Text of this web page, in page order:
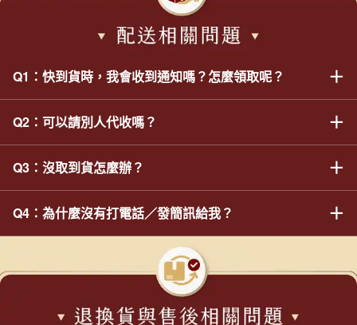
常收發信的Email，並請下單後留意收信。
●若訂單物流狀態顯示「備貨中」： 表示您的訂單已進入揀貨流
●若訂單物流狀態顯示「配送中」： 表示您的訂單已進入包裝及出
貨流程、或已進入配送至取貨點流程。
Q1：快到貨時，我會收到通知嗎？怎麼領取呢？ ＋
後續到貨取件，將交由您下單時選擇的物流公司通知您：
人，再請留意手機來電。
●若您選擇「超商冷凍自取」：商品到貨後，超商會發送簡訊通知
※超商冷凍自取須於4天內取貨完畢，再請您留意時間安排。若不
慎超過時間導致退回，後續處理請參閱配送相關問題Q3。
●超商滿倉處理：可能會遇到超商倉庫滿倉、無法代您收貨之情
Q2：可以請別人代收嗎？ ＋
若您委託第三人（如：管理室／親友／鄰居等）代收商品，請務必
何損害賠償責任。
※如您未於下單時備註、或未於配送時通知物流司機需委託第三人
代收，則我們將不會主動將包裹轉交於第三人（如：管理室／親友
／鄰居等），懇請留意。
Q3：沒取到貨怎麼辦？ ＋
●如您的訂單為宅配：如您錯過黑貓宅急便物流司機配送時間，包
號，並聯繫黑貓宅急便客服重新安排配送。如包裹暫置超過3天，
則視同您拋棄購買之商品，我們將不會主動進行補寄或退款。若欲
重新安排出貨，我們會和您酌收250元運費；您亦可選擇退款，但
退款金額需扣除您逾期未取貨的250元運費。
Q4：為什麼沒有打電話／發簡訊給我？ ＋
如選擇宅配，物流司機配送前都會先電話聯繫，屆時請留意陌生來
電。
如選擇超商取貨，送達取貨門市時會發送簡訊，請留意手機號碼務